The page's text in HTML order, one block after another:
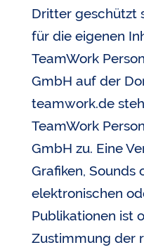
Dritter geschützt
für die eigenen
TeamWork
GmbH auf der
teamwork.de
TeamWork
GmbH zu. Eine
Grafiken, Sounds
elektronischen
Publikationen ist
Zustimmung der